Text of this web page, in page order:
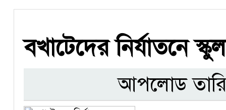
বখাটেদের নির্যাতনে
আপলোড